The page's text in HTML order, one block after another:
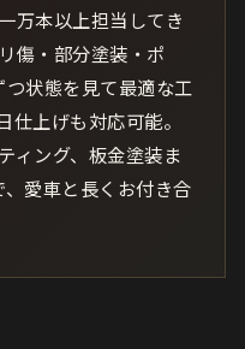
万本以上担当してき
傷・部分塗装・ポ
状態を見て最適な工
仕上げも対応可能。
ィング、板金塗装ま
愛車と長くお付き合